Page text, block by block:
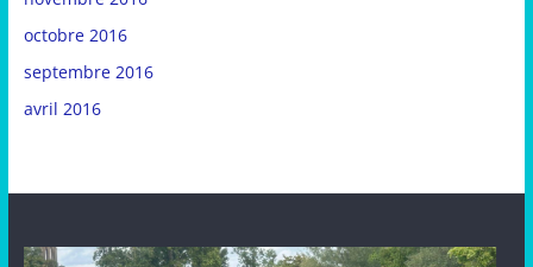
octobre 2016
septembre 2016
avril 2016